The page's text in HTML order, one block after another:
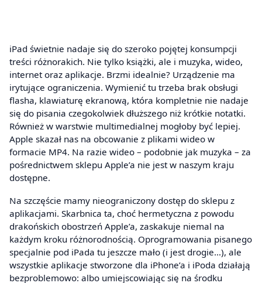
iPad świetnie nadaje się do szeroko pojętej konsumpcji
treści różnorakich. Nie tylko książki, ale i muzyka, wideo,
internet oraz aplikacje. Brzmi idealnie? Urządzenie ma
irytujące ograniczenia. Wymienić tu trzeba brak obsługi
flasha, klawiaturę ekranową, która kompletnie nie nadaje
się do pisania czegokolwiek dłuższego niż krótkie notatki.
Również w warstwie multimedialnej mogłoby być lepiej.
Apple skazał nas na obcowanie z plikami wideo w
formacie MP4. Na razie wideo – podobnie jak muzyka – za
pośrednictwem sklepu Apple’a nie jest w naszym kraju
dostępne.
Na szczęście mamy nieograniczony dostęp do sklepu z
aplikacjami. Skarbnica ta, choć hermetyczna z powodu
drakońskich obostrzeń Apple’a, zaskakuje niemal na
każdym kroku różnorodnością. Oprogramowania pisanego
specjalnie pod iPada tu jeszcze mało (i jest drogie…), ale
wszystkie aplikacje stworzone dla iPhone’a i iPoda działają
bezproblemowo: albo umiejscowiając się na środku